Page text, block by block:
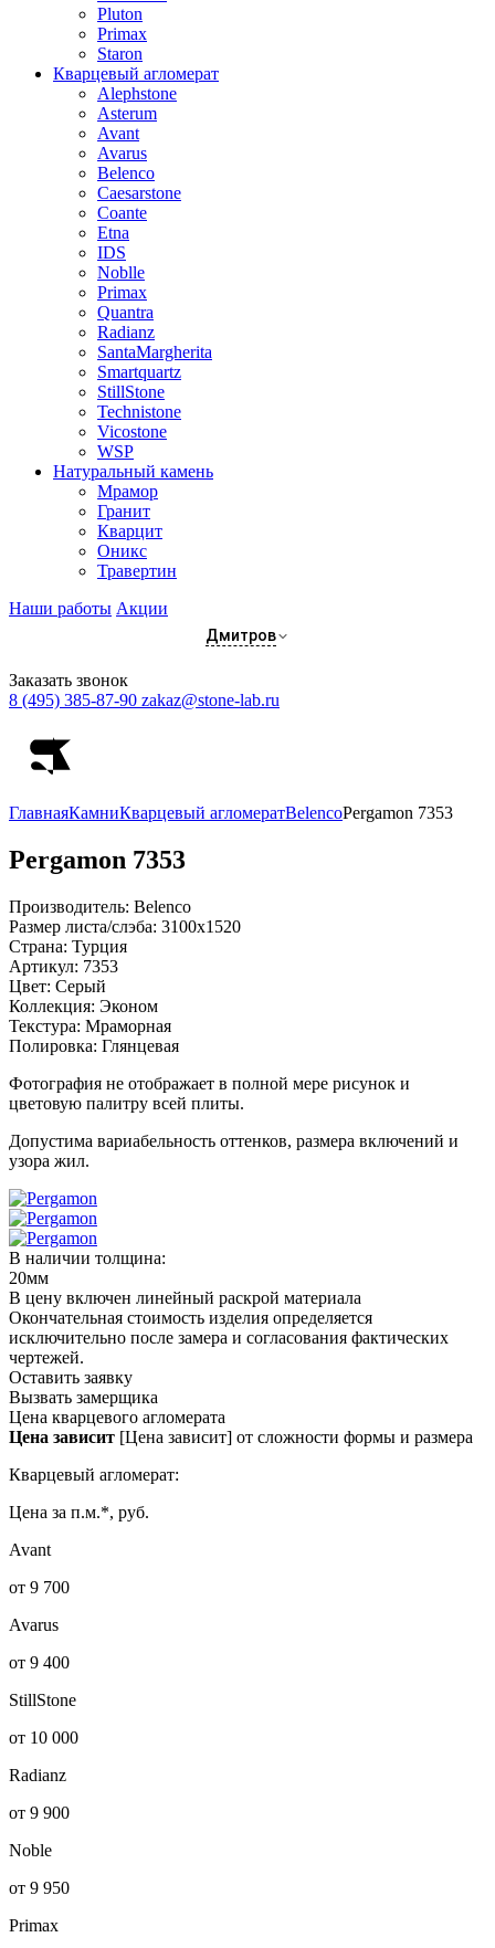
Pluton
Primax
Staron
Кварцевый агломерат
Alephstone
Asterum
Avant
Avarus
Belenco
Caesarstone
Coante
Etna
IDS
Noblle
Primax
Quantra
Radianz
SantaMargherita
Smartquartz
StillStone
Technistone
Vicostone
WSP
Натуральный камень
Мрамор
Гранит
Кварцит
Оникс
Травертин
Наши работы Акции
Дмитров
Заказать звонок
8 (495) 385-87-90 zakaz@stone-lab.ru
ГлавнаяКамниКварцевый агломератBelencoPergamon 7353
Pergamon 7353
Производитель: Belenco
Размер листа/слэба: 3100х1520
Страна: Турция
Артикул: 7353
Цвет: Серый
Коллекция: Эконом
Текстура: Мраморная
Полировка: Глянцевая
Фотография не отображает в полной мере рисунок и
цветовую палитру всей плиты.
Допустима вариабельность оттенков, размера включений и
узора жил.
В наличии толщина:
20мм
В цену включен линейный раскрой материала
Окончательная стоимость изделия определяется
исключительно после замера и согласования фактических
чертежей.
Оставить заявку
Вызвать замерщика
Цена кварцевого агломерата
Цена зависит [Цена зависит] от сложности формы и размера
Кварцевый агломерат:
Цена за п.м.*, руб.
Avant
от 9 700
Avarus
от 9 400
StillStone
от 10 000
Radianz
от 9 900
Noble
от 9 950
Primax